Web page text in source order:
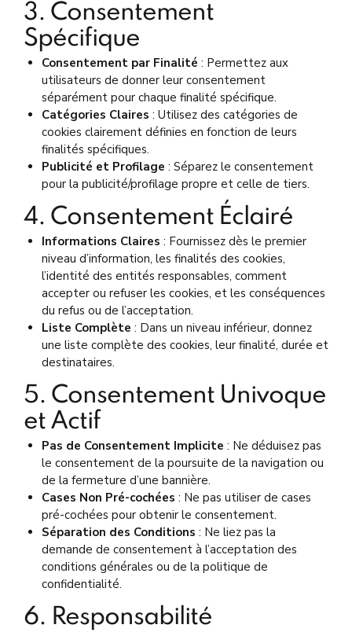
3. Consentement
Spécifique
Consentement par Finalité : Permettez aux
utilisateurs de donner leur consentement
séparément pour chaque finalité spécifique.
Catégories Claires : Utilisez des catégories de
cookies clairement définies en fonction de leurs
finalités spécifiques.
Publicité et Profilage : Séparez le consentement
pour la publicité/profilage propre et celle de tiers.
4. Consentement Éclairé
Informations Claires : Fournissez dès le premier
niveau d’information, les finalités des cookies,
l’identité des entités responsables, comment
accepter ou refuser les cookies, et les conséquences
du refus ou de l’acceptation.
Liste Complète : Dans un niveau inférieur, donnez
une liste complète des cookies, leur finalité, durée et
destinataires.
5. Consentement Univoque
et Actif
Pas de Consentement Implicite : Ne déduisez pas
le consentement de la poursuite de la navigation ou
de la fermeture d’une bannière.
Cases Non Pré-cochées : Ne pas utiliser de cases
pré-cochées pour obtenir le consentement.
Séparation des Conditions : Ne liez pas la
demande de consentement à l’acceptation des
conditions générales ou de la politique de
confidentialité.
6. Responsabilité